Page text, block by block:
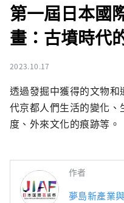
第一屆日本國
畫：古墳時代
2023.10.17
透過發掘中獲得的文物
代京都人們生活的變化
度、外來文化的痕跡等。
作者
夢島新產業